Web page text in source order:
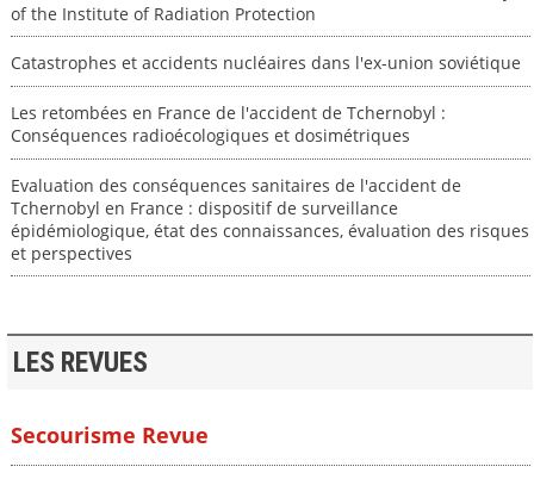
of the Institute of Radiation Protection
Catastrophes et accidents nucléaires dans l'ex-union soviétique
Les retombées en France de l'accident de Tchernobyl :
Conséquences radioécologiques et dosimétriques
Evaluation des conséquences sanitaires de l'accident de
Tchernobyl en France : dispositif de surveillance
épidémiologique, état des connaissances, évaluation des risques
et perspectives
LES REVUES
Secourisme Revue